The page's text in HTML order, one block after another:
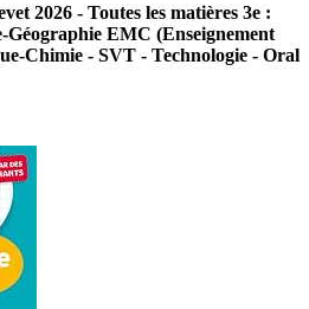
2026 - Toutes les matières 3e :
EMC (Enseignement
Chimie - SVT - Technologie - Oral